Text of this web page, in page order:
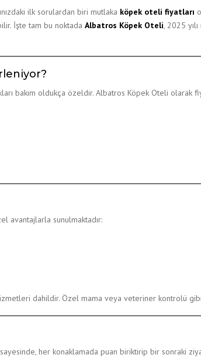
ilk sorulardan biri mutlaka köpek oteli fiyatları
İşte tam bu noktada Albatros Köpek Oteli, 2025
bakım oldukça özeldir. Albatros Köpek Oteli olarak
avantajlarla sunulmaktadır:
dahildir. Özel mama veya veteriner kontrolü
sayesinde, her konaklamada puan biriktirip bir sonraki